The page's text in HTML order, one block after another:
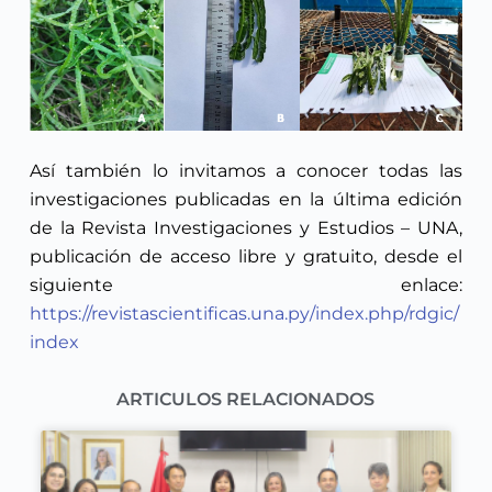
Así también lo invitamos a conocer todas las
investigaciones publicadas en la última edición
de la Revista Investigaciones y Estudios – UNA,
publicación de acceso libre y gratuito, desde el
siguiente enlace:
https://revistascientificas.una.py/index.php/rdgic/
index
ARTICULOS RELACIONADOS